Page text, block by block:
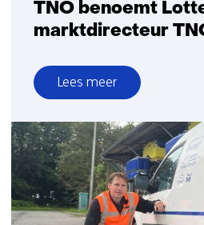
TNO benoemt
marktdirecteur
Lees meer
over
TNO
benoemt
Lotte
de
Groen
als